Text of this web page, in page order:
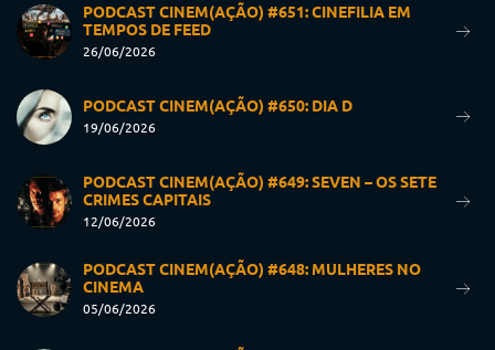
PODCAST CINEM(AÇÃO) #651: CINEFILIA EM
TEMPOS DE FEED
26/06/2026
PODCAST CINEM(AÇÃO) #650: DIA D
19/06/2026
PODCAST CINEM(AÇÃO) #649: SEVEN – OS SETE
CRIMES CAPITAIS
12/06/2026
PODCAST CINEM(AÇÃO) #648: MULHERES NO
CINEMA
05/06/2026